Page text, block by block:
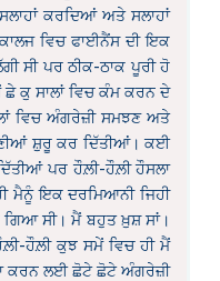
ਕਰਦਿਆਂ ਅਤੇ ਸਲਾਹਾਂ
ਵਿਚ ਫਾਈਨੈਂਸ ਦੀ ਇਕ
ਸੀ ਪਰ ਠੀਕ-ਠਾਕ ਪੂਰੀ ਹੋ
ਕੁ ਸਾਲਾਂ ਵਿਚ ਕੰਮ ਕਰਨ ਦੇ
ਵਿਚ ਅੰਗਰੇਜ਼ੀ ਸਮਝਣ ਅਤੇ
ਸ਼ੁਰੂ ਕਰ ਦਿੱਤੀਆਂ। ਕਈ
ਪਰ ਹੌਲ਼ੀ-ਹੌਲ਼ੀ ਹੌਸਲਾ
ਮੈਨੂੰ ਇਕ ਦਰਮਿਆਨੀ ਜਿਹੀ
ਸੀ। ਮੈਂ ਬਹੁਤ ਖ਼ੁਸ਼ ਸਾਂ।
ਹੌਲ਼ੀ ਕੁਝ ਸਮੇਂ ਵਿਚ ਹੀ ਮੈਂ
ਕਰਨ ਲਈ ਛੋਟੇ ਛੋਟੇ ਅੰਗਰੇਜ਼ੀ